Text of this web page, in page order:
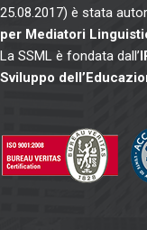
25.08.2017) è stata
per Mediatori
La SSML è fondata dall’
Sviluppo